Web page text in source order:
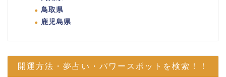
鳥取県
鹿児島県
開運方法・夢占い・パワースポットを検索！！